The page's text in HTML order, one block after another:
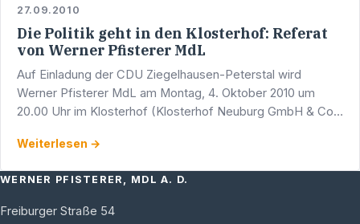
27.09.2010
Die Politik geht in den Klosterhof: Referat
von Werner Pfisterer MdL
Auf Einladung der CDU Ziegelhausen-Peterstal wird
Werner Pfisterer MdL am Montag, 4. Oktober 2010 um
20.00 Uhr im Klosterhof (Klosterhof Neuburg GmbH & Co
Weiterlesen →
WERNER PFISTERER, MDL A. D.
Freiburger Straße 54